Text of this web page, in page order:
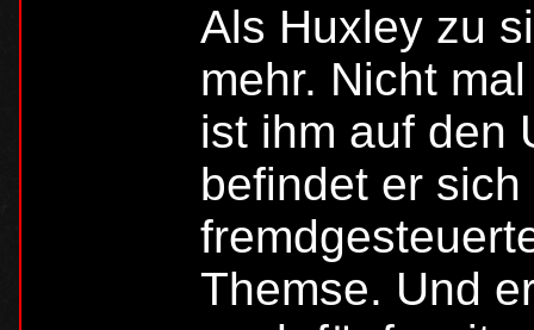
Als Huxley zu
mehr. Nicht
ist ihm auf den
befindet er
Themse. Und